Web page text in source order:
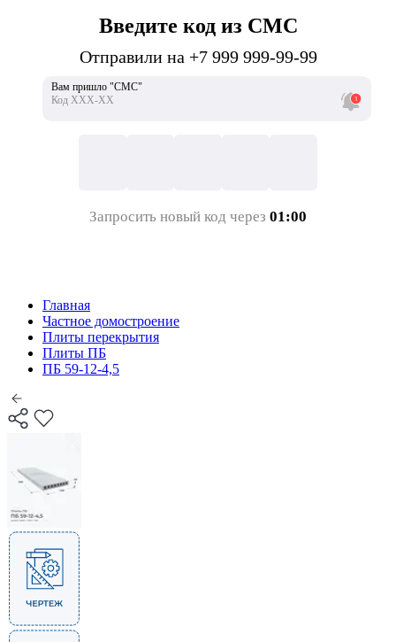
Введите код из СМС
Отправили на +7 999 999-99-99
Вам пришло "СМС"
Код ХХХ-ХХ
Запросить новый код через 01:00
Главная
Частное домостроение
Плиты перекрытия
Плиты ПБ
ПБ 59-12-4,5